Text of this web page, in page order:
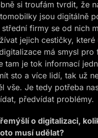
si troufám tvrdit, že
jsou digitálně
firmy se od nich
jejich cestičky, které
má smysl pro
tam je tok informací
sto a více lidí, tak už
vše. Je tedy potřeba
předvídat problémy.
o digitalizaci,
musí udělat?